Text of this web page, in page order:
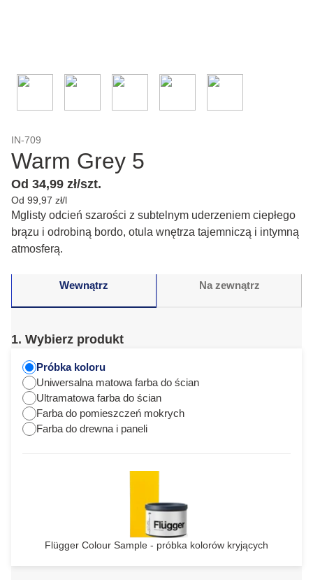
IN-709
Warm Grey 5
Od 34,99 zł/szt.
Od 99,97 zł/l
Mglisty odcień szarości z subtelnym uderzeniem ciepłego
brązu i odrobiną bordo, otula wnętrza tajemniczą i intymną
atmosferą.
Wewnątrz Na zewnątrz
1. Wybierz produkt
Próbka koloru
Uniwersalna matowa farba do ścian
Ultramatowa farba do ścian
Farba do pomieszczeń mokrych
Farba do drewna i paneli
Flügger Colour Sample - próbka kolorów kryjących